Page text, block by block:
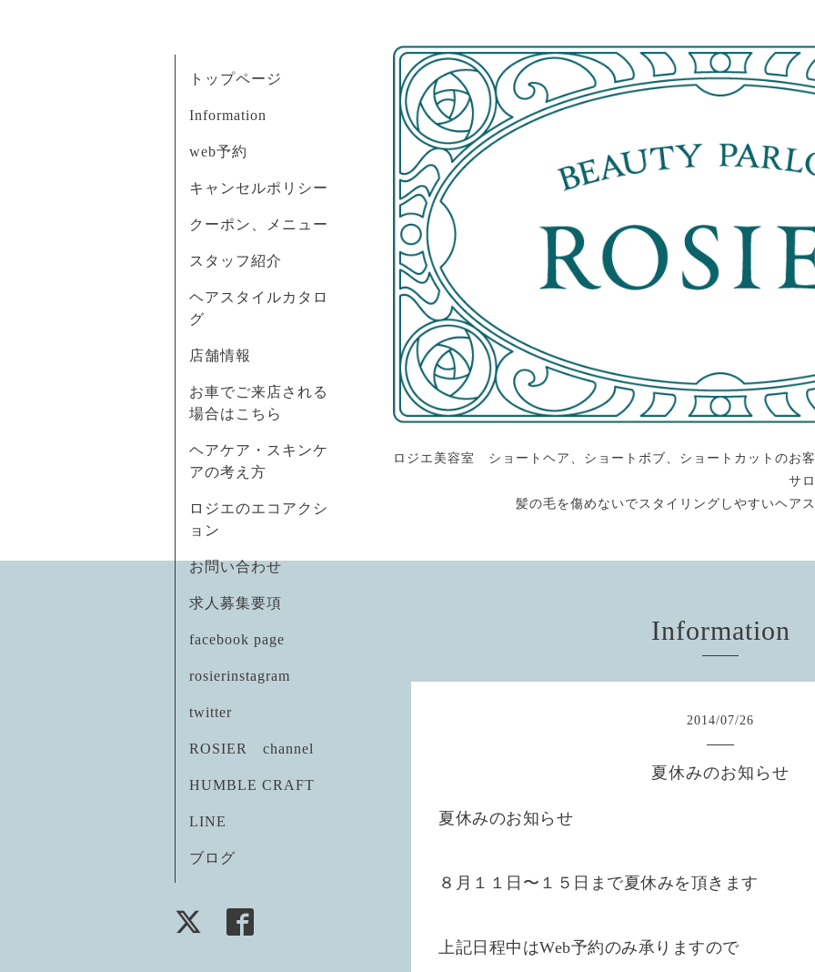
ロジエ美容室 ショートヘア、ショートボブ、ショートカットのお
サ
髪の毛を傷めないでスタイリングしやすいヘア
トップページ
Information
web予約
キャンセルポリシー
クーポン、メニュー
スタッフ紹介
ヘアスタイルカタロ
グ
店舗情報
お車でご来店される
場合はこちら
ヘアケア・スキンケ
アの考え方
ロジエのエコアクシ
ョン
お問い合わせ
求人募集要項
facebook page
rosierinstagram
twitter
ROSIER channel
HUMBLE CRAFT
LINE
ブログ
Information
2014/07/26
夏休みのお知らせ
夏休みのお知らせ
８月１１日〜１５日まで夏休みを頂きます
上記日程中はWeb予約のみ承りますので